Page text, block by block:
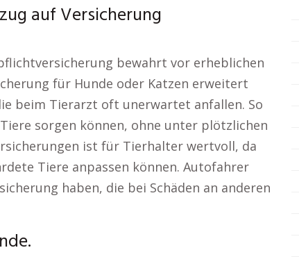
auf Versicherung
bewahrt vor erheblichen
für Hunde oder Katzen erweitert
beim Tierarzt oft unerwartet anfallen. So
sorgen können, ohne unter plötzlichen
ist für Tierhalter wertvoll, da
Tiere anpassen können. Autofahrer
haben, die bei Schäden an anderen